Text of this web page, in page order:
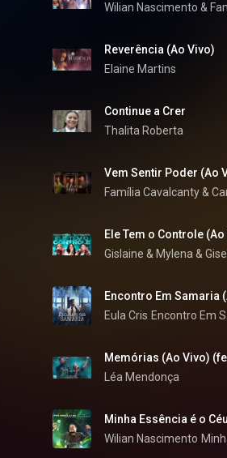
Wilian Nascimento &
Reverência (Ao Vivo)
Elaine Martins
Continue a Crer
Thalita Roberta
Vem Sentir Poder (Ao
Família Cavalcanty &
Ele Tem o Controle
Gislaine & Mylena &
Encontro Em Samaria
Eula Cris Encontro Em
Memórias (Ao Vivo)
Léa Mendonça
Minha Essência é o
Wilian Nascimento